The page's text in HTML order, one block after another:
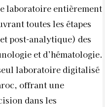
laboratoire entièrement
toutes les étapes
post-analytique) des
et d’hématologie.
laboratoire digitalisé
offrant une
dans les